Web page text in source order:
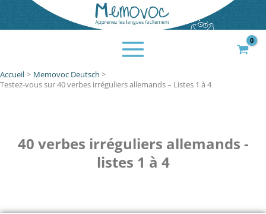
Accueil
Memovoc Deutsch
Testez-vous sur 40 verbes irréguliers allemands – Listes 1 à 4
40 verbes irréguliers allemands -
listes 1 à 4